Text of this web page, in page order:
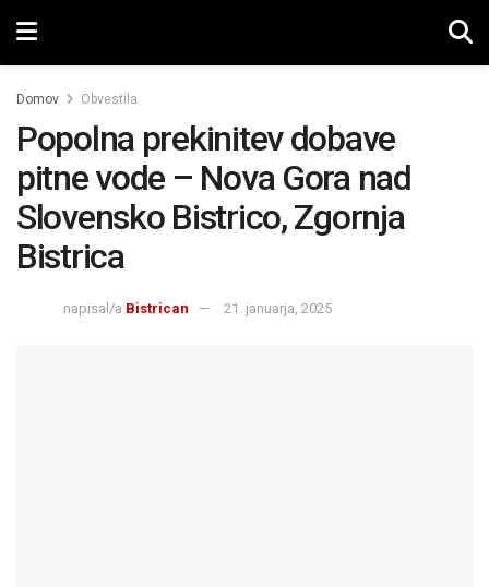
Domov Obvestila
Popolna prekinitev dobave
pitne vode – Nova Gora nad
Slovensko Bistrico, Zgornja
Bistrica
napisal/a Bistrican 21. januarja, 2025